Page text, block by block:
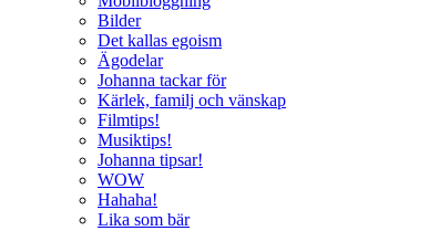
Bilder
Det kallas egoism
Ägodelar
Johanna tackar för
Kärlek, familj och vänskap
Filmtips!
Musiktips!
Johanna tipsar!
WOW
Hahaha!
Lika som bär